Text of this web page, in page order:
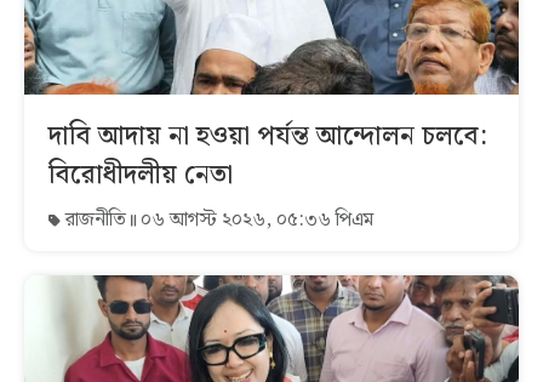
দাবি আদায় না হওয়া পর্যন্ত আন্দোলন চলবে:
বিরোধীদলীয় নেতা
রাজনীতি ০৬ আগস্ট ২০২৬, ০৫:৩৬ পিএম